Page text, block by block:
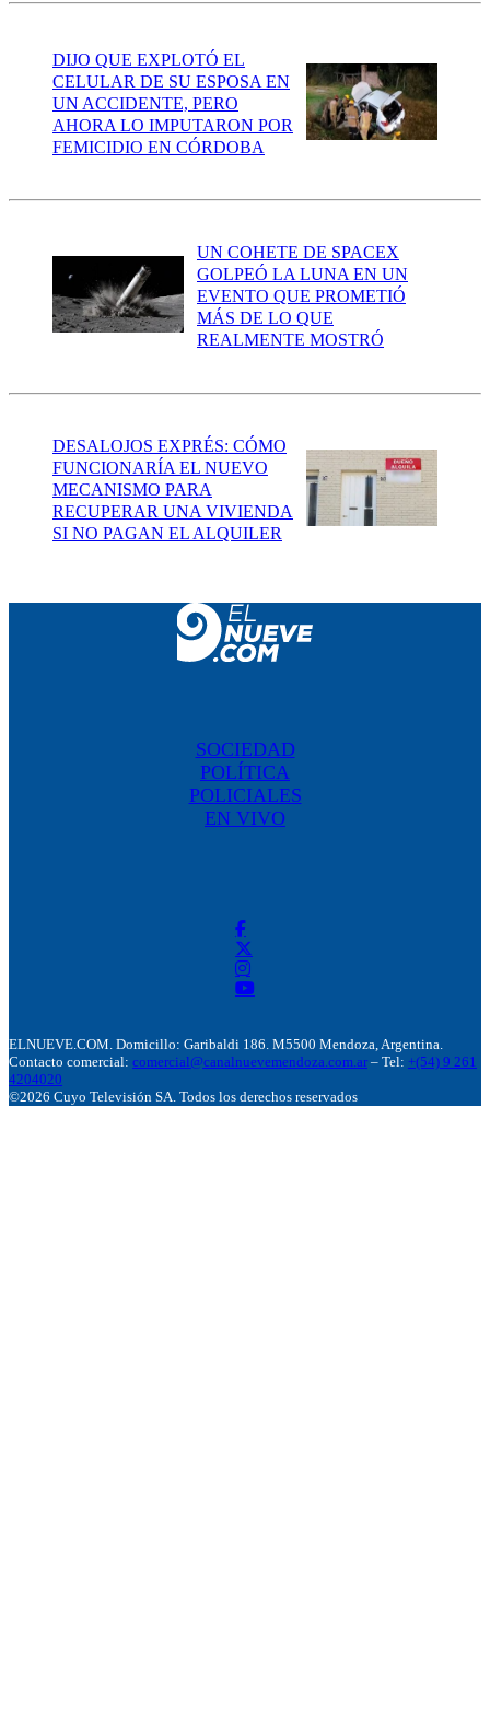
DIJO QUE EXPLOTÓ EL
CELULAR DE SU ESPOSA EN
UN ACCIDENTE, PERO
AHORA LO IMPUTARON POR
FEMICIDIO EN CÓRDOBA
UN COHETE DE SPACEX
GOLPEÓ LA LUNA EN UN
EVENTO QUE PROMETIÓ
MÁS DE LO QUE
REALMENTE MOSTRÓ
DESALOJOS EXPRÉS: CÓMO
FUNCIONARÍA EL NUEVO
MECANISMO PARA
RECUPERAR UNA VIVIENDA
SI NO PAGAN EL ALQUILER
SOCIEDAD
POLÍTICA
POLICIALES
EN VIVO
ELNUEVE.COM. Domicillo: Garibaldi 186. M5500 Mendoza, Argentina.
Contacto comercial: comercial@canalnuevemendoza.com.ar – Tel: +(54) 9 261
4204020
©2026 Cuyo Televisión SA. Todos los derechos reservados